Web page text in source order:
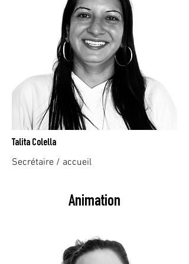
Talita Colella
Secrétaire / accueil
Animation